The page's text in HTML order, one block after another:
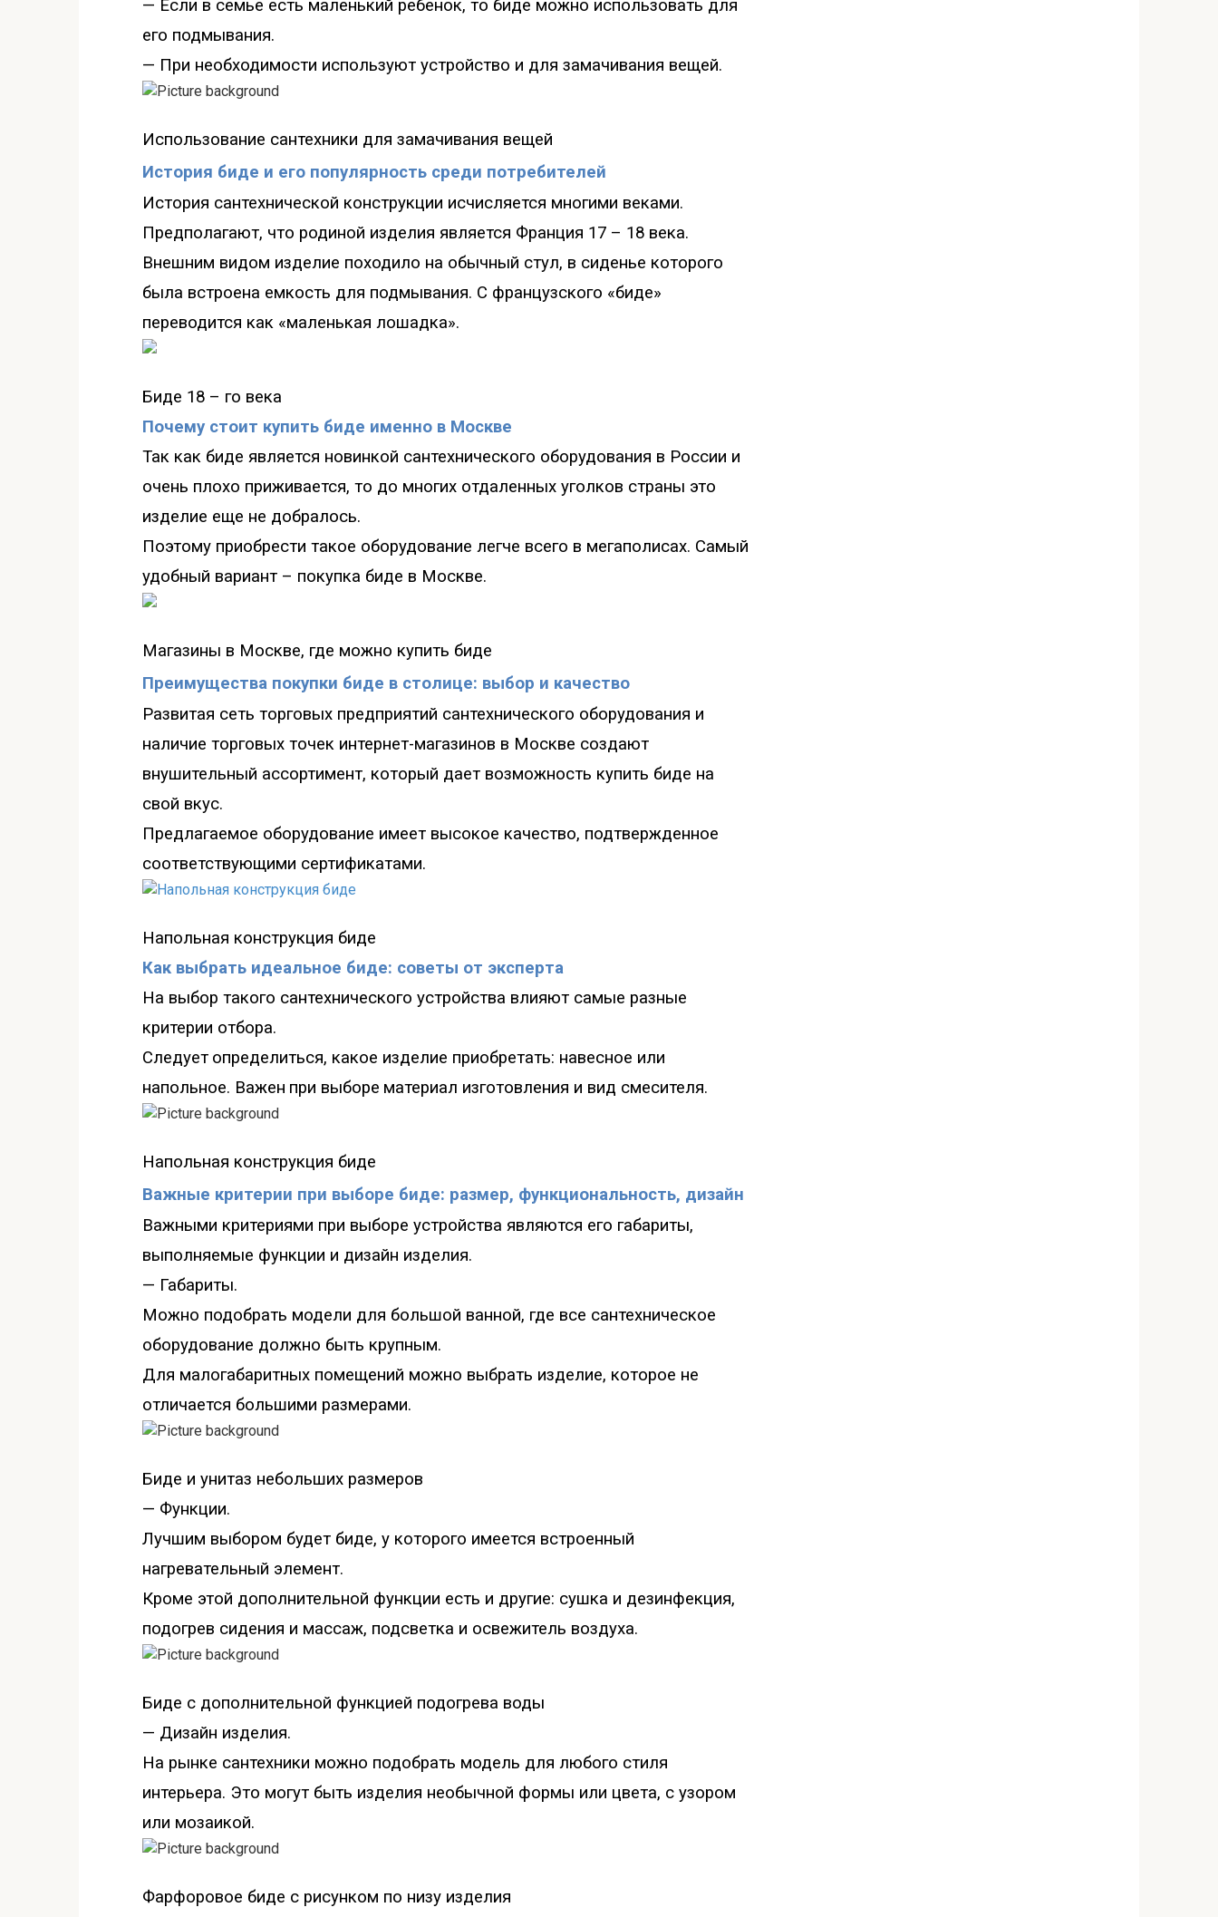
— Если в семье есть маленький ребенок, то биде можно использовать для
его подмывания.
— При необходимости используют устройство и для замачивания вещей.
Использование сантехники для замачивания вещей
История биде и его популярность среди потребителей
История сантехнической конструкции исчисляется многими веками.
Предполагают, что родиной изделия является Франция 17 – 18 века.
Внешним видом изделие походило на обычный стул, в сиденье которого
была встроена емкость для подмывания. С французского «биде»
переводится как «маленькая лошадка».
Биде 18 – го века
Почему стоит купить биде именно в Москве
Так как биде является новинкой сантехнического оборудования в России и
очень плохо приживается, то до многих отдаленных уголков страны это
изделие еще не добралось.
Поэтому приобрести такое оборудование легче всего в мегаполисах. Самый
удобный вариант – покупка биде в Москве.
Магазины в Москве, где можно купить биде
Преимущества покупки биде в столице: выбор и качество
Развитая сеть торговых предприятий сантехнического оборудования и
наличие торговых точек интернет-магазинов в Москве создают
внушительный ассортимент, который дает возможность купить биде на
свой вкус.
Предлагаемое оборудование имеет высокое качество, подтвержденное
соответствующими сертификатами.
Напольная конструкция биде
Как выбрать идеальное биде: советы от эксперта
На выбор такого сантехнического устройства влияют самые разные
критерии отбора.
Следует определиться, какое изделие приобретать: навесное или
напольное. Важен при выборе материал изготовления и вид смесителя.
Напольная конструкция биде
Важные критерии при выборе биде: размер, функциональность, дизайн
Важными критериями при выборе устройства являются его габариты,
выполняемые функции и дизайн изделия.
— Габариты.
Можно подобрать модели для большой ванной, где все сантехническое
оборудование должно быть крупным.
Для малогабаритных помещений можно выбрать изделие, которое не
отличается большими размерами.
Биде и унитаз небольших размеров
— Функции.
Лучшим выбором будет биде, у которого имеется встроенный
нагревательный элемент.
Кроме этой дополнительной функции есть и другие: сушка и дезинфекция,
подогрев сидения и массаж, подсветка и освежитель воздуха.
Биде с дополнительной функцией подогрева воды
— Дизайн изделия.
На рынке сантехники можно подобрать модель для любого стиля
интерьера. Это могут быть изделия необычной формы или цвета, с узором
или мозаикой.
Фарфоровое биде с рисунком по низу изделия